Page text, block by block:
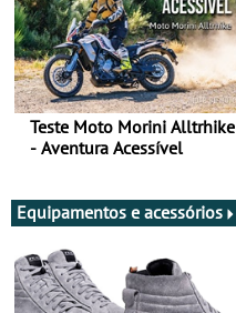
Teste Moto Morini Alltrhike
- Aventura Acessível
Equipamentos e acessórios